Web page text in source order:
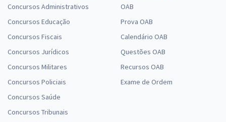
Concursos Administrativos
Concursos Educação
Concursos Fiscais
Concursos Jurídicos
Concursos Militares
Concursos Policiais
Concursos Saúde
Concursos Tribunais
OAB
Prova OAB
Calendário OAB
Questões OAB
Recursos OAB
Exame de Ordem